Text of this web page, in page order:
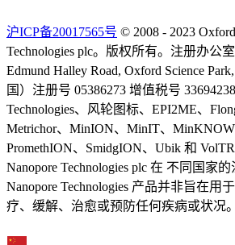
沪ICP备20017565号 © 2008 - 2023
Technologies plc。版权所有。注册办公
Edmund Halley Road, Oxford Science
国）注册号 05386273 增值税号
Technologies、风轮图标、EPI2ME、
Metrichor、MinION、MinIT、MinKNOW
PromethION、SmidgION、Ubik 和
Nanopore Technologies plc 在 不同国家
Nanopore Technologies 产品并非旨在用
疗、缓解、治愈或预防任何疾病或状况。